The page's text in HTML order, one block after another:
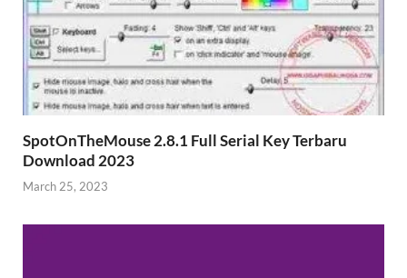
SpotOnTheMouse 2.8.1 Full Serial Key Terbaru
Download 2023
March 25, 2023